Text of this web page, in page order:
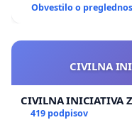
Obvestilo o
CIVILNA
CIVILNA INICIATIVA
419 podpisov